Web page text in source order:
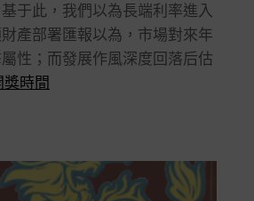
于此，我們以為長端利率進入
產部署匯報以為，市場對來年
性；而發展作風深度回落后估
時間